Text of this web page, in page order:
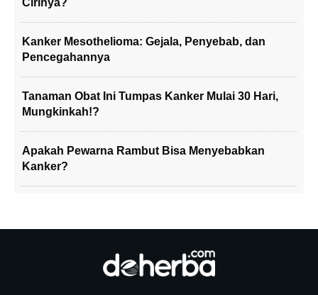
Cirinya?
Kanker Mesothelioma: Gejala, Penyebab, dan
Pencegahannya
Tanaman Obat Ini Tumpas Kanker Mulai 30 Hari,
Mungkinkah!?
Apakah Pewarna Rambut Bisa Menyebabkan
Kanker?